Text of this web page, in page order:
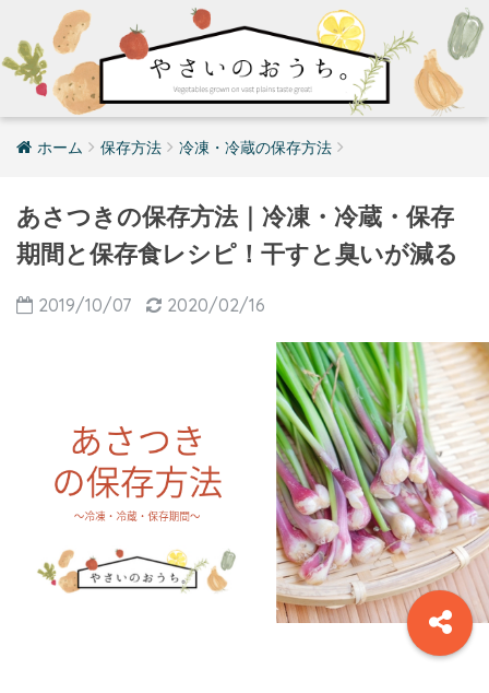
ホーム 保存方法 冷凍・冷蔵の保存方法
あさつきの保存方法｜冷凍・冷蔵・保存
期間と保存食レシピ！干すと臭いが減る
2019/10/07 2020/02/16